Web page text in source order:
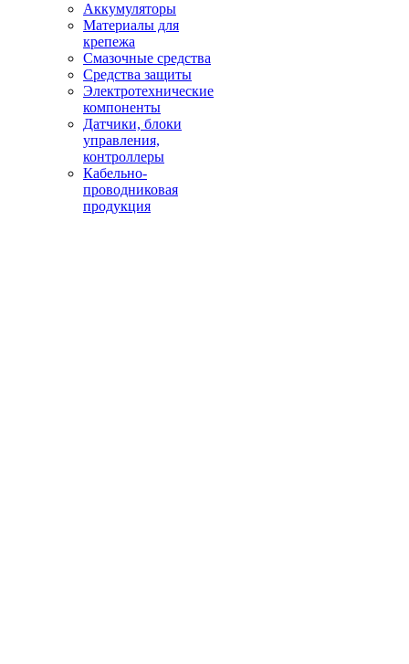
Аккумуляторы
Материалы для
крепежа
Смазочные средства
Средства защиты
Электротехнические
компоненты
Датчики, блоки
управления,
контроллеры
Кабельно-
проводниковая
продукция